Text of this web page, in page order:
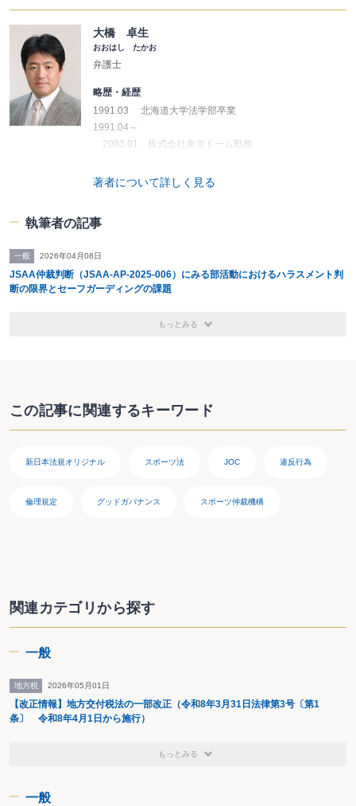
大橋 卓生
おおはし たかお
弁護士
略歴・経歴
1991.03 北海道大学法学部卒業
1991.04～
2003.01 株式会社東京ドーム勤務
2011.11～ 虎ノ門協同法律事務所
2018.04～ 金沢工業大学虎ノ門大学院 教授（メディ
2021.08～ パークス法律事務所
【著書】
法時代の選手に対する適正処分のあり方」共著,第一東京弁
護士会総合法律研究所研究叢書,清文社,2013
エイデル研究所,2013
「エンターテインメント法務Ｑ＆Ａ」共著,民事法研究
会,2017
著者について詳しく見る
執筆者の記事
一般 2026年04月08日
JSAA仲裁判断（JSAA-AP-2025-006）にみる部活動におけるハラスメント判
断の限界とセーフガーディングの課題
もっとみる
この記事に関連するキーワード
新日本法規オリジナル スポーツ法 JOC 違反行為
倫理規定 グッドガバナンス スポーツ仲裁機構
関連カテゴリから探す
一般
地方税 2026年05月01日
【改正情報】地方交付税法の一部改正（令和8年3月31日法律第3号〔第1
条〕 令和8年4月1日から施行）
もっとみる
一般